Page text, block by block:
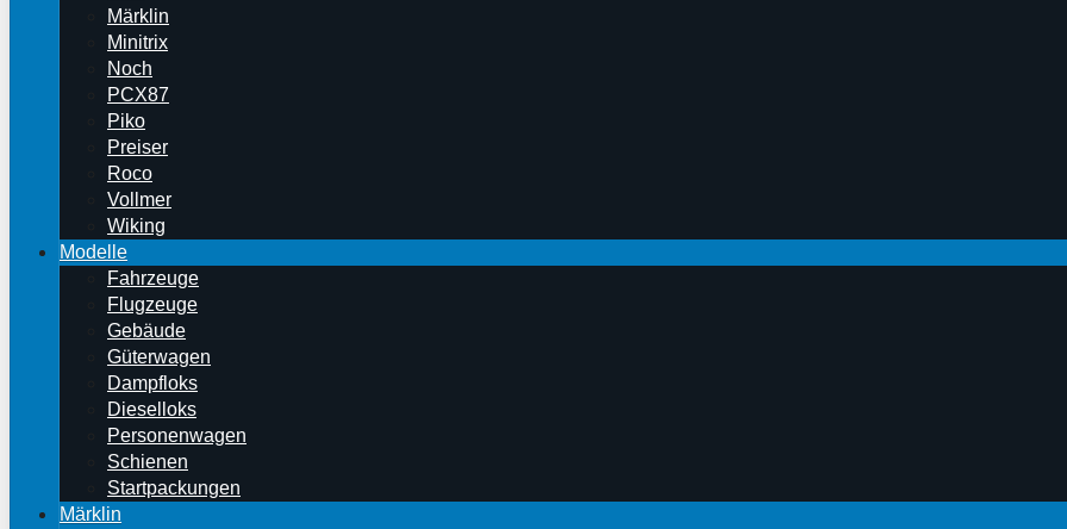
Märklin
Minitrix
Noch
PCX87
Piko
Preiser
Roco
Vollmer
Wiking
Modelle
Fahrzeuge
Flugzeuge
Gebäude
Güterwagen
Dampfloks
Dieselloks
Personenwagen
Schienen
Startpackungen
Märklin